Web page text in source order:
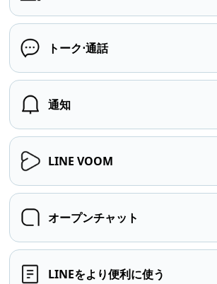
トーク⋅通話
通知
LINE VOOM
オープンチャット
LINEをより便利に使う